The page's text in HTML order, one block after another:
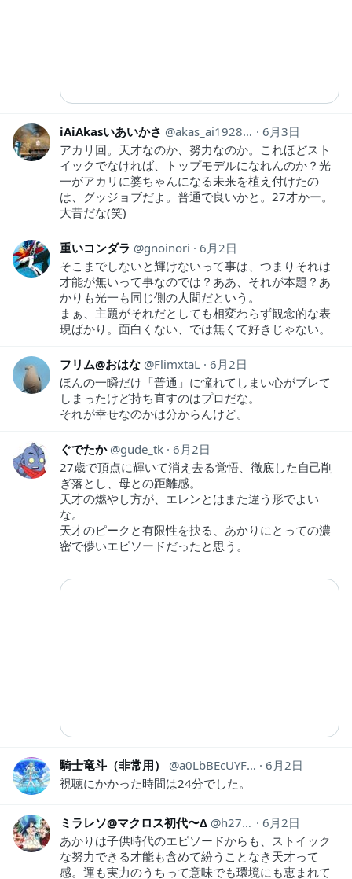
iAiAkasいあいかさ akas_ai19281118
6月3日
アカリ回。天才なのか、努力なのか。これほどスト
イックでなければ、トップモデルになれんのか？光
一がアカリに婆ちゃんになる未来を植え付けたの
は、グッジョブだよ。普通で良いかと。27才かー。
大昔だな(笑)
重いコンダラ gnoinori
6月2日
そこまでしないと輝けないって事は、つまりそれは
才能が無いって事なのでは？ああ、それが本題？あ
かりも光一も同じ側の人間だという。
まぁ、主題がそれだとしても相変わらず観念的な表
現ばかり。面白くない、では無くて好きじゃない。
フリム@おはな FlimxtaL 6月2日
ほんの一瞬だけ「普通」に憧れてしまい心がブレて
しまったけど持ち直すのはプロだな。
それが幸せなのかは分からんけど。
ぐでたか gude_tk 6月2日
27歳で頂点に輝いて消え去る覚悟、徹底した自己削
ぎ落とし、母との距離感。
天才の燃やし方が、エレンとはまた違う形でよい
な。
天才のピークと有限性を抉る、あかりにとっての濃
密で儚いエピソードだったと思う。
騎士竜斗（非常用） a0LbBEcUYF97443
6月2日
視聴にかかった時間は24分でした。
ミラレソ@マクロス初代〜Δ h270601
6月2日
あかりは子供時代のエピソードからも、ストイック
な努力できる才能も含めて紛うことなき天才って
感。運も実力のうちって意味でも環境にも恵まれて